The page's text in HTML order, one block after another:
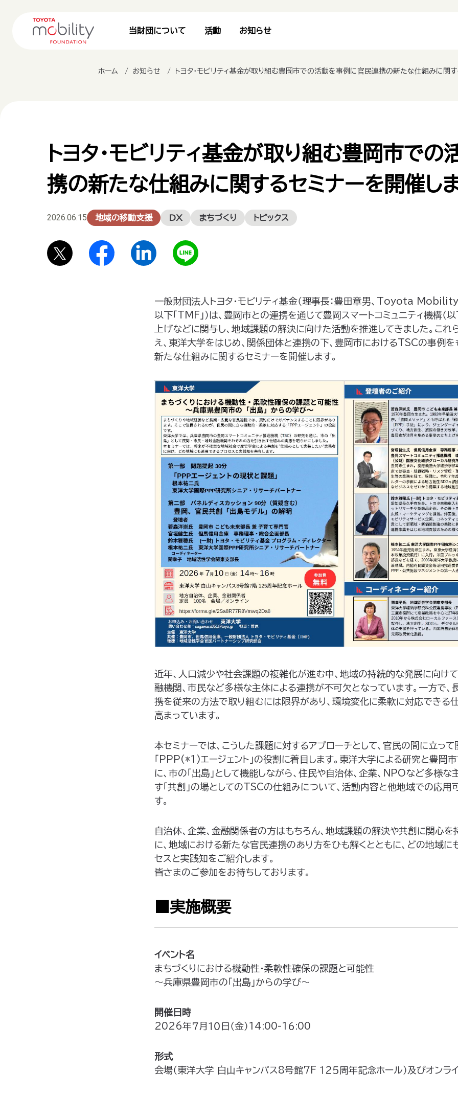
当財団について 活動 お知らせ
ホーム お知らせ トヨタ・モビリティ基金が取り組む豊岡市での活動を事例に官民連携の新たな仕組みに関
トヨタ・モビリティ基金が取り組む豊岡市で
携の新たな仕組みに関するセミナーを開催し
2026.06.15 地域の移動支援 DX まちづくり トピックス
一般財団法人トヨタ・モビリティ基金（理事長：豊田章男、Toyota
以下「TMF」）は、豊岡市との連携を通じて豊岡スマートコミュニティ機構（以
上げなどに関与し、地域課題の解決に向けた活動を推進してきました。これ
え、東洋大学をはじめ、関係団体と連携の下、豊岡市におけるTSCの事例を
新たな仕組みに関するセミナーを開催します。
近年、人口減少や社会課題の複雑化が進む中、地域の持続的な発展に向けて
融機関、市民など多様な主体による連携が不可欠となっています。一方で、
携を従来の方法で取り組むには限界があり、環境変化に柔軟に対応できる
高まっています。
本セミナーでは、こうした課題に対するアプローチとして、官民の間に立っ
「PPP(*1)エージェント」の役割に着目します。東洋大学による研究と豊岡
に、市の「出島」として機能しながら、住民や自治体、企業、NPOなど多様
す「共創」の場としてのTSCの仕組みについて、活動内容と他地域での応用
す。
自治体、企業、金融関係者の方はもちろん、地域課題の解決や共創に関心
に、地域における新たな官民連携のあり方をひも解くとともに、どの地域に
セスと実践知をご紹介します。
皆さまのご参加をお待ちしております。
■実施概要
イベント名
まちづくりにおける機動性・柔軟性確保の課題と可能性
～兵庫県豊岡市の「出島」からの学び〜
開催日時
2026年７月１０日（金）14:00-1６:00
形式
会場（東洋大学 白山キャンパス8号館7F １２５周年記念ホール）及びオンラ